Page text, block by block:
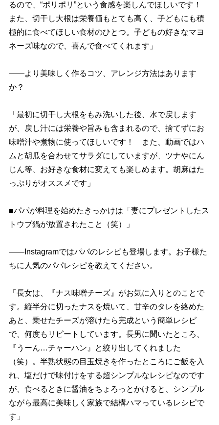
るので、“ポリポリ”という食感を楽しんでほしいです！
また、切干し大根は栄養価もとても高く、子どもにも積
極的に食べてほしい食材のひとつ。子どもの好きなマヨ
ネーズ味なので、喜んで食べてくれます」
――より美味しく作るコツ、アレンジ方法はあります
か？
「最初に切干し大根をもみ洗いした後、水で戻します
が、戻し汁には栄養や旨みも含まれるので、捨てずにお
味噌汁や煮物に使ってほしいです！ また、動画ではハ
ムと胡瓜を合わせてサラダにしていますが、ツナやにん
じん等、お好きな食材に変えても楽しめます。胡麻はた
っぷりがオススメです」
■パパが料理を始めたきっかけは「妻にプレゼントしたス
トウブ鍋が放置されたこと（笑）」
――Instagramではパパのレシピも登場します。お子様た
ちに人気のパパレシピを教えてください。
「長女は、『ナス味噌チーズ』がお気に入りとのことで
す。縦半分に切ったナスを焼いて、甘辛のタレを絡めた
あと、乗せたチーズが溶けたら完成という簡単レシピ
で、何度もリピートしています。長男に聞いたところ、
『うーん…チャーハン』と絞り出してくれました
（笑）。半熟状態の目玉焼きを作ったところにご飯を入
れ、塩だけで味付けをする超シンプルなレシピなのです
が、食べるときに醤油をちょろっとかけると、シンプル
ながら最高に美味しく家族で結構ハマっているレシピで
す」